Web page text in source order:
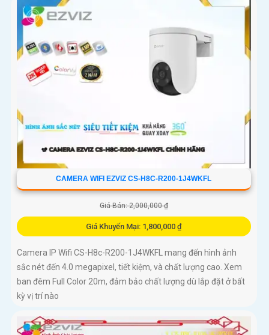
CAMERA WIFI EZVIZ CS-H8C-R200-1J4WKFL
Giá Bán: 2,000,000 ₫
Giá Khuyến Mại: 1,800,000 ₫
Camera IP Wifi CS-H8c-R200-1J4WKFL mang đến hình ảnh
sắc nét đến 4.0 megapixel, tiết kiệm, và chất lượng cao. Xem
ban đêm Full Color 20m, đảm bảo chất lượng dù lắp đặt ở bất
kỳ vị trí nào